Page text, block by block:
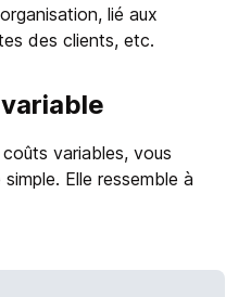
lié aux
des clients, etc.
variables, vous
Elle ressemble à